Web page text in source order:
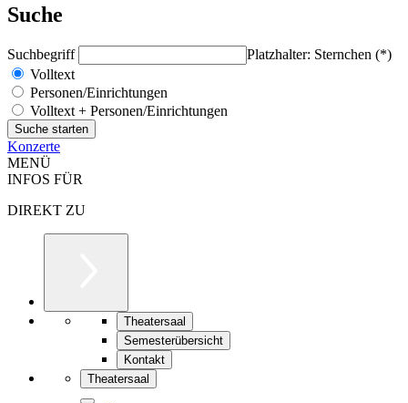
Suche
Suchbegriff
Platzhalter: Sternchen (*)
Volltext
Personen/Einrichtungen
Volltext + Personen/Einrichtungen
Konzerte
MENÜ
INFOS FÜR
DIREKT ZU
Theatersaal
Semesterübersicht
Kontakt
Theatersaal